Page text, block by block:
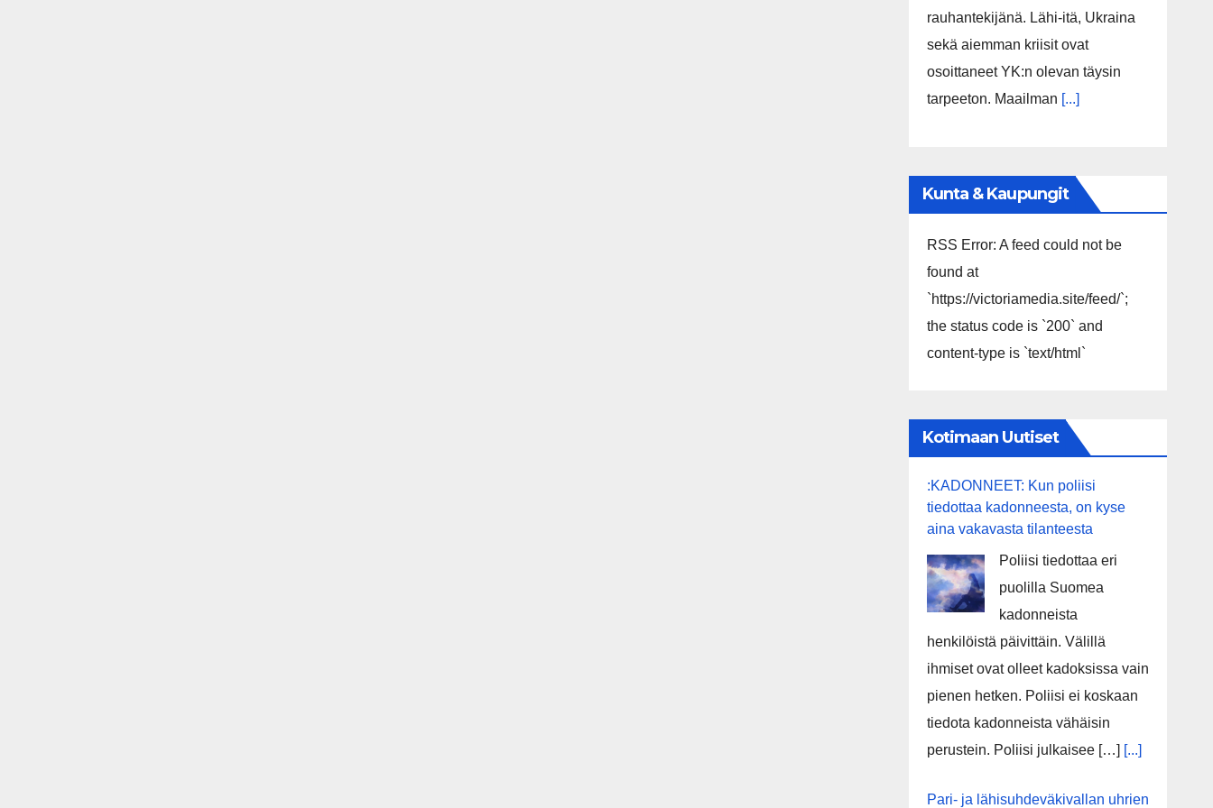
rauhantekijänä. Lähi-itä, Ukraina
sekä aiemman kriisit ovat
osoittaneet YK:n olevan täysin
tarpeeton. Maailman [...]
Kunta & Kaupungit
RSS Error: A feed could not be
found at
`https://victoriamedia.site/feed/`;
the status code is `200` and
content-type is `text/html`
Kotimaan Uutiset
:KADONNEET: Kun poliisi
tiedottaa kadonneesta, on kyse
aina vakavasta tilanteesta
Poliisi tiedottaa eri
puolilla Suomea
kadonneista
henkilöistä päivittäin. Välillä
ihmiset ovat olleet kadoksissa vain
pienen hetken. Poliisi ei koskaan
tiedota kadonneista vähäisin
perustein. Poliisi julkaisee […] [...]
Pari- ja lähisuhdeväkivallan uhrien